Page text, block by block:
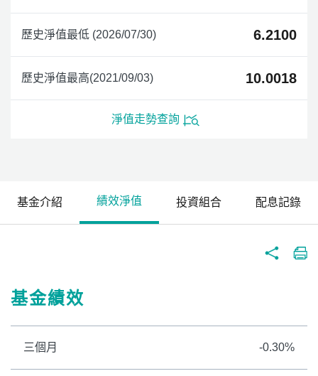
歷史淨值最低 (2026/07/30) 6.2100
歷史淨值最高(2021/09/03) 10.0018
淨值走勢查詢
基金介紹 績效淨值 投資組合 配息記錄
基金績效
三個月 -0.30%